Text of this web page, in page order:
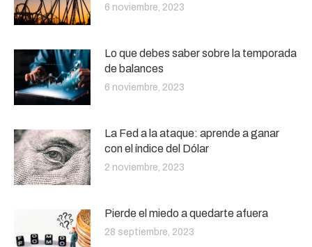
6 noviembre, 2023
Lo que debes saber sobre la temporada
de balances
6 noviembre, 2023
La Fed a la ataque: aprende a ganar
con el índice del Dólar
2 noviembre, 2023
Pierde el miedo a quedarte afuera
28 septiembre, 2023